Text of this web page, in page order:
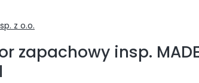
z o.o.
zapachowy insp.